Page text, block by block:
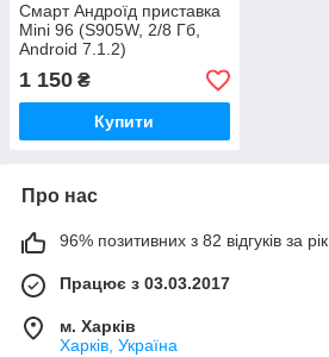
Смарт Андроїд приставка
Mini 96 (S905W, 2/8 Гб,
Android 7.1.2)
1 150 ₴
Купити
Про нас
96% позитивних з 82 відгуків за рік
Працює з 03.03.2017
м. Харків
Харків, Україна